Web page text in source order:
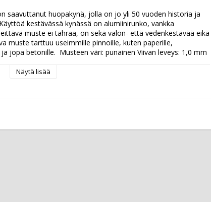
saavuttanut huopakynä, jolla on jo yli 50 vuoden historia ja
kestävässä kynässä on alumiinirunko, vankka
muste ei tahraa, on sekä valon- että vedenkestävää eikä
muste tarttuu useimmille pinnoille, kuten paperille,
jopa betonille.  Musteen väri: punainen Viivan leveys: 1,0 mm
Näytä lisää